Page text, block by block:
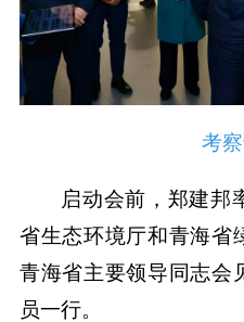
考
启动会前，郑建邦
省生态环境厅和青海省
青海省主要领导同志会
员一行。